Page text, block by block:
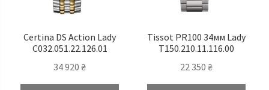
Certina DS Action Lady
C032.051.22.126.01
34 920₴
Tissot PR100 34мм Lady
T150.210.11.116.00
22 350 ₴